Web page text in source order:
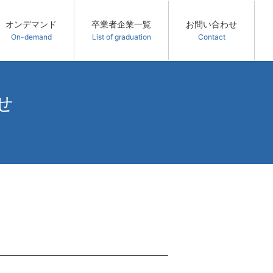
オンデマンド
On-demand
卒業者企業一覧
List of graduation
お問い合わせ
Contact